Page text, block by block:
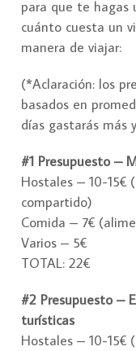
para que te hagas
cuánto cuesta un
manera de viajar:
(*Aclaración: los
basados en
días gastarás más
#1 Presupuesto –
Hostales – 10-15€
compartido)
Comida – 7€
Varios – 5€
TOTAL: 22€
#2 Presupuesto –
turísticas
Hostales – 10-15€